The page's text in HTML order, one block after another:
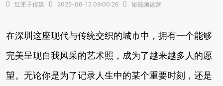
 红匣子传媒  2025-06-12 09:00:26  短视频运营
在深圳这座现代与传统交织的城市中，拥有一个能够
完美呈现自我风采的艺术照，成为了越来越多人的愿
望。无论你是为了记录人生中的某个重要时刻，还是